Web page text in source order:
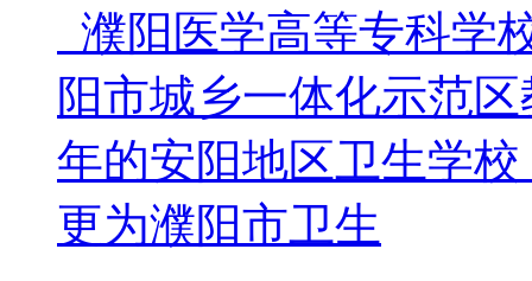
濮阳医学高等专科学
阳市城乡一体化示范
年的安阳地区卫生学
更为濮阳市卫生